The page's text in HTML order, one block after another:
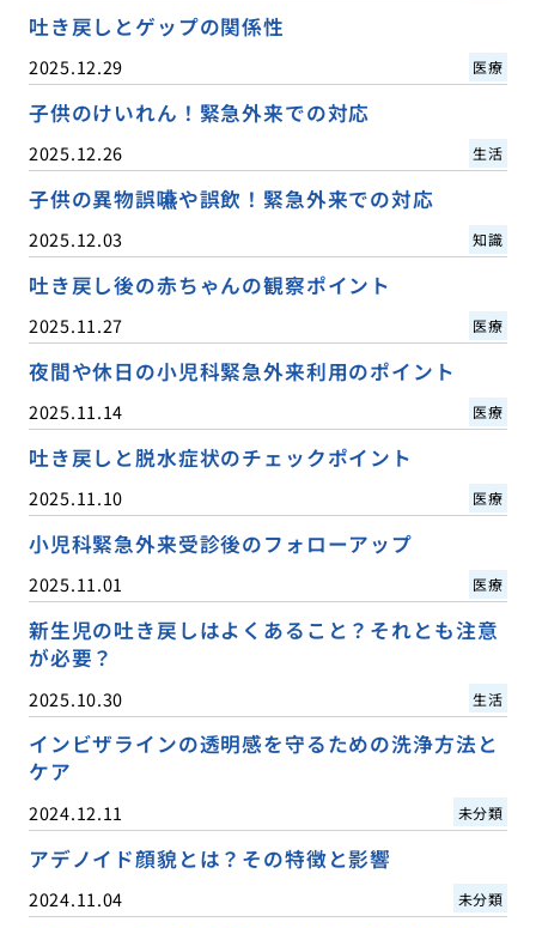
吐き戻しとゲップの関係性
2025.12.29 医療
子供のけいれん！緊急外来での対応
2025.12.26 生活
子供の異物誤嚥や誤飲！緊急外来での対応
2025.12.03 知識
吐き戻し後の赤ちゃんの観察ポイント
2025.11.27 医療
夜間や休日の小児科緊急外来利用のポイント
2025.11.14 医療
吐き戻しと脱水症状のチェックポイント
2025.11.10 医療
小児科緊急外来受診後のフォローアップ
2025.11.01 医療
新生児の吐き戻しはよくあること？それとも注意
が必要？
2025.10.30 生活
インビザラインの透明感を守るための洗浄方法と
ケア
2024.12.11 未分類
アデノイド顔貌とは？その特徴と影響
2024.11.04 未分類